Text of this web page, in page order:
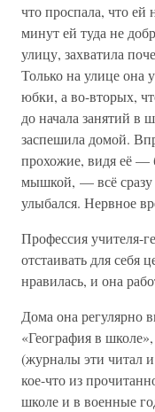
что проспала, что
минут ей туда не
улицу, захватила
Только на улице она
юбки, а во-вторых,
до начала занятий в
заспешила домой.
прохожие, видя её —
мышкой, — всё сразу
улыбался. Нервное
Профессия учителя-
отстаивать для себя
нравилась, и она
Дома она регулярно
«География в
(журналы эти читал
кое-что из
школе и в военные